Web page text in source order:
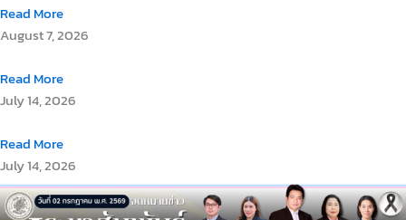
Read More
August 7, 2026
Read More
July 14, 2026
Read More
July 14, 2026